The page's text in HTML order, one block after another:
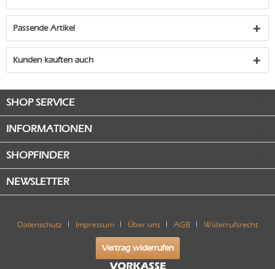
Passende Artikel
Kunden kauften auch
SHOP SERVICE
INFORMATIONEN
SHOPFINDER
NEWSLETTER
Datenschutz Impressum Über uns AGB Widerrufsrecht
Vertrag widerrufen